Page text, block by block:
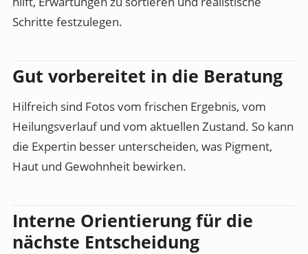
Schritte festzulegen.
Gut vorbereitet in die Beratung
Hilfreich sind Fotos vom frischen Ergebnis, vom
Heilungsverlauf und vom aktuellen Zustand. So kann
die Expertin besser unterscheiden, was Pigment,
Haut und Gewohnheit bewirken.
Interne Orientierung für die
nächste Entscheidung